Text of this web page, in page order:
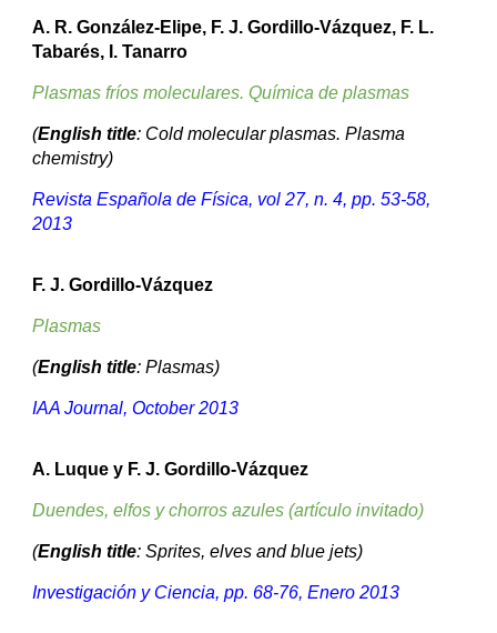
A. R. González-Elipe, F. J. Gordillo-Vázquez, F. L.
Tabarés, I. Tanarro
Plasmas fríos moleculares. Química de plasmas
(English title: Cold molecular plasmas. Plasma
chemistry)
Revista Española de Física, vol 27, n. 4, pp. 53-58,
2013
F. J. Gordillo-Vázquez
Plasmas
(English title: Plasmas)
IAA Journal, October 2013
A. Luque y F. J. Gordillo-Vázquez
Duendes, elfos y chorros azules (artículo invitado)
(English title: Sprites, elves and blue jets)
Investigación y Ciencia, pp. 68-76, Enero 2013